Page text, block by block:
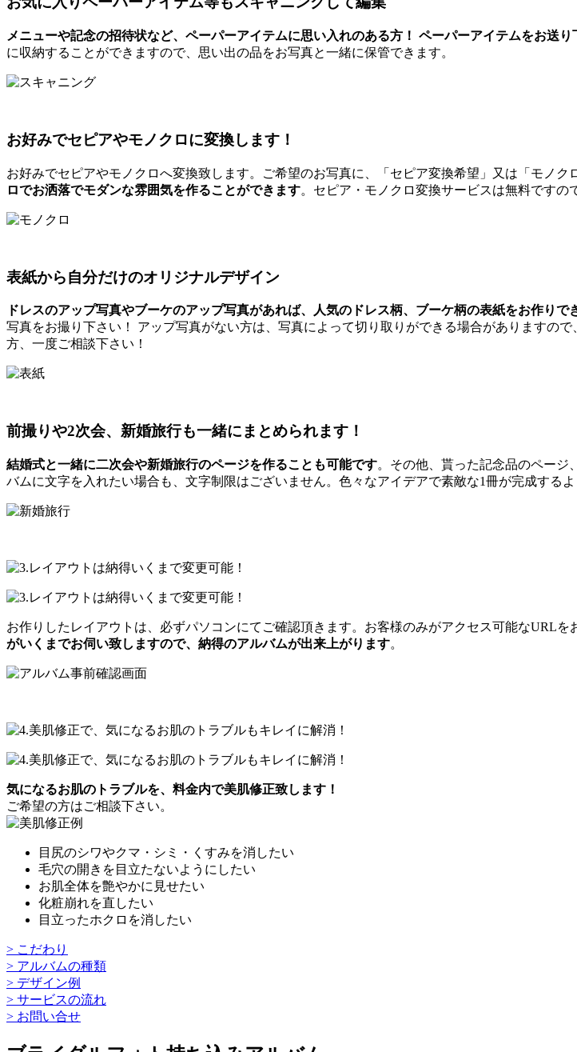
メニューや記念の招待状など、ペーパーアイテムに思い入れのある方！ ペーパーアイテムをお送り
に収納することができますので、思い出の品をお写真と一緒に保管できます。
お好みでセピアやモノクロに変換します！
お好みでセピアやモノクロへ変換致します。ご希望のお写真に、「セピア変換希望」又は「モノク
ロでお洒落でモダンな雰囲気を作ることができます。セピア・モノクロ変換サービスは無料ですの
表紙から自分だけのオリジナルデザイン
ドレスのアップ写真やブーケのアップ写真があれば、人気のドレス柄、ブーケ柄の表紙をお作りで
写真をお撮り下さい！ アップ写真がない方は、写真によって切り取りができる場合がありますの
方、一度ご相談下さい！
前撮りや2次会、新婚旅行も一緒にまとめられます！
結婚式と一緒に二次会や新婚旅行のページを作ることも可能です。その他、貰った記念品のページ
バムに文字を入れたい場合も、文字制限はございません。色々なアイデアで素敵な1冊が完成するよ
お作りしたレイアウトは、必ずパソコンにてご確認頂きます。お客様のみがアクセス可能なURLを
がいくまでお伺い致しますので、納得のアルバムが出来上がります。
気になるお肌のトラブルを、料金内で美肌修正致します！
ご希望の方はご相談下さい。
目尻のシワやクマ・シミ・くすみを消したい
毛穴の開きを目立たないようにしたい
お肌全体を艶やかに見せたい
化粧崩れを直したい
目立ったホクロを消したい
> こだわり
> アルバムの種類
> デザイン例
> サービスの流れ
> お問い合せ